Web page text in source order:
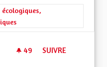
: Les transitions
49 49 ABONNÉS
SUIVRE